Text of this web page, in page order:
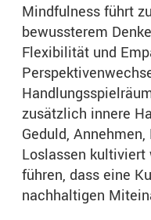
Mindfulness führt
bewussterem
Flexibilität und
zusätzlich innere
Geduld,
Loslassen kultiviert
führen, dass eine
nachhaltigen